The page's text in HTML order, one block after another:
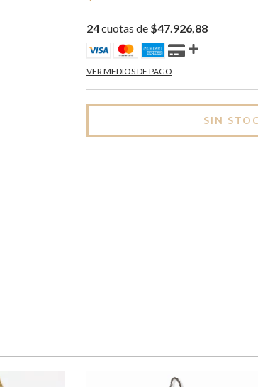
24cuotas de $47.926,88
VER MEDIOS DE PAGO